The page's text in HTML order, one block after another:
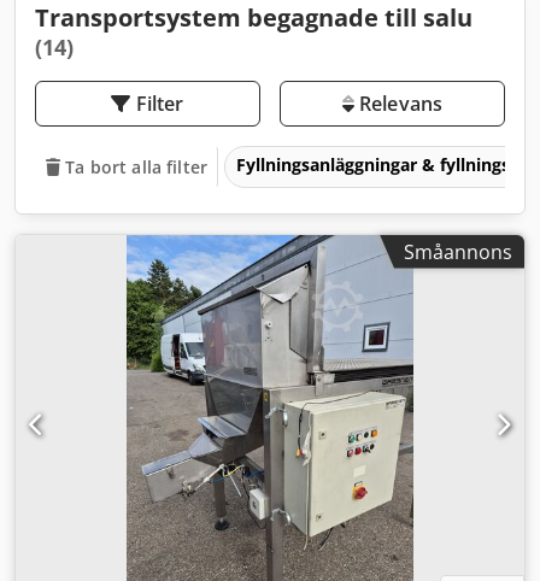
Transportsystem begagnade till salu
(14)
Filter Relevans
Ta bort alla filter Fyllningsanläggningar &
Småannons